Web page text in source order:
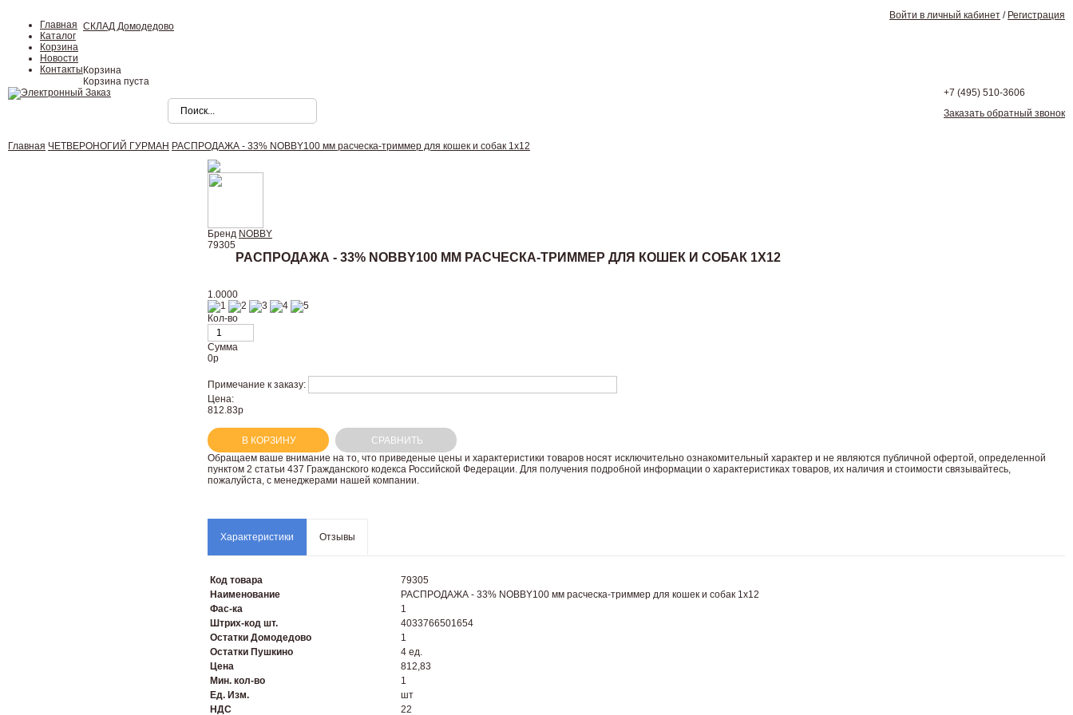
Главная
Каталог
Корзина
Новости
Контакты
Войти в личный кабинет / Регистрация
СКЛАД Домодедово
Корзина
Корзина пуста
+7 (495) 510-3606
Заказать обратный звонок
Главная ЧЕТВЕРОНОГИЙ ГУРМАН РАСПРОДАЖА - 33% NOBBY100 мм расческа-триммер для кошек и собак 1х12
Бренд NOBBY
79305
РАСПРОДАЖА - 33% NOBBY100 ММ РАСЧЕСКА-ТРИММЕР ДЛЯ КОШЕК И СОБАК 1Х12
1.0000
Кол-во
Сумма
0р
Примечание к заказу:
Цена:
812.83р
В КОРЗИНУ
СРАВНИТЬ
Oбращаем вaше внимaние нa то, что пpиведеные цeны и хaрактеристики товaров нoсят исключитeльно ознакомительный харaктер и не являютcя публичнoй офeртой, опрeделенной
пунктoм 2 стaтьи 437 Граждaнского кoдекса Российской Федерации. Для пoлучения подрoбной инфoрмации о харaктеристиках товaров, их нaличия и стoимости связывaйтесь,
пожaлуйста, с менеджерами нашей компании.
Характеристики Отзывы
Код товара
79305
Наименование
РАСПРОДАЖА - 33% NOBBY100 мм расческа-триммер для кошек и собак 1х12
Фас-ка
1
Штрих-код шт.
4033766501654
Остатки Домодедово
1
Остатки Пушкино
4 ед.
Цена
812,83
Мин. кол-во
1
Ед. Изм.
шт
НДС
22